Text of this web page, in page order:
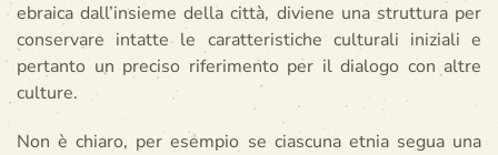
ebraica dall’insieme della città, diviene una struttura per
conservare intatte le caratteristiche culturali iniziali e
pertanto un preciso riferimento per il dialogo con altre
culture.
Non è chiaro, per esempio se ciascuna etnia segua una